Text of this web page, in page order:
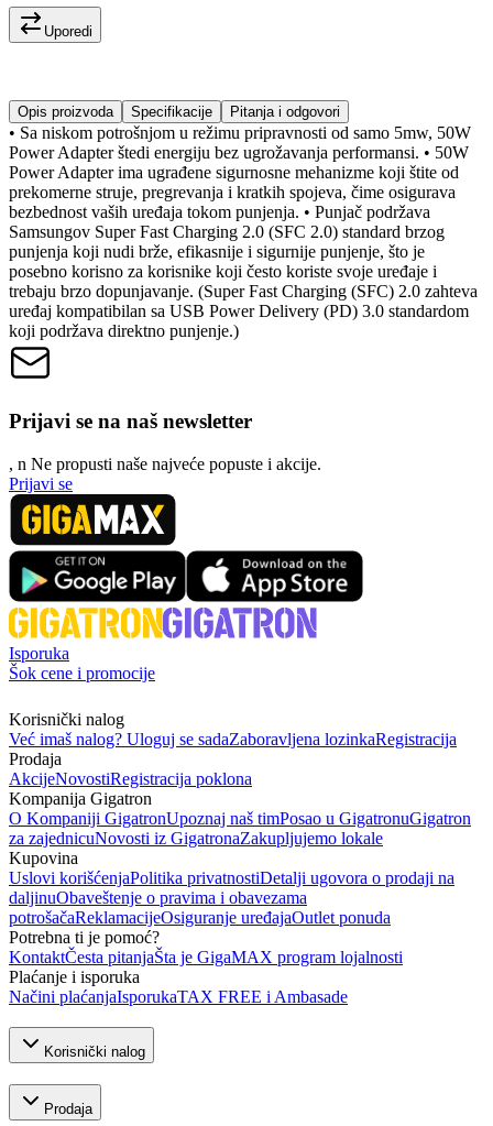
Uporedi
Opis proizvoda Specifikacije Pitanja i odgovori
• Sa niskom potrošnjom u režimu pripravnosti od samo 5mw, 50W
Power Adapter štedi energiju bez ugrožavanja performansi. • 50W
Power Adapter ima ugrađene sigurnosne mehanizme koji štite od
prekomerne struje, pregrevanja i kratkih spojeva, čime osigurava
bezbednost vaših uređaja tokom punjenja. • Punjač podržava
Samsungov Super Fast Charging 2.0 (SFC 2.0) standard brzog
punjenja koji nudi brže, efikasnije i sigurnije punjenje, što je
posebno korisno za korisnike koji često koriste svoje uređaje i
trebaju brzo dopunjavanje. (Super Fast Charging (SFC) 2.0 zahteva
uređaj kompatibilan sa USB Power Delivery (PD) 3.0 standardom
koji podržava direktno punjenje.)
Prijavi se na naš newsletter
, n Ne propusti naše najveće popuste i akcije.
Prijavi se
Isporuka
Šok cene i promocije
Korisnički nalog
Već imaš nalog? Uloguj se sadaZaboravljena lozinkaRegistracija
Prodaja
AkcijeNovostiRegistracija poklona
Kompanija Gigatron
O Kompaniji GigatronUpoznaj naš timPosao u GigatronuGigatron
za zajednicuNovosti iz GigatronaZakupljujemo lokale
Kupovina
Uslovi korišćenjaPolitika privatnostiDetalji ugovora o prodaji na
daljinuObaveštenje o pravima i obavezama
potrošačaReklamacijeOsiguranje uređajaOutlet ponuda
Potrebna ti je pomoć?
KontaktČesta pitanjaŠta je GigaMAX program lojalnosti
Plaćanje i isporuka
Načini plaćanjaIsporukaTAX FREE i Ambasade
Korisnički nalog
Prodaja